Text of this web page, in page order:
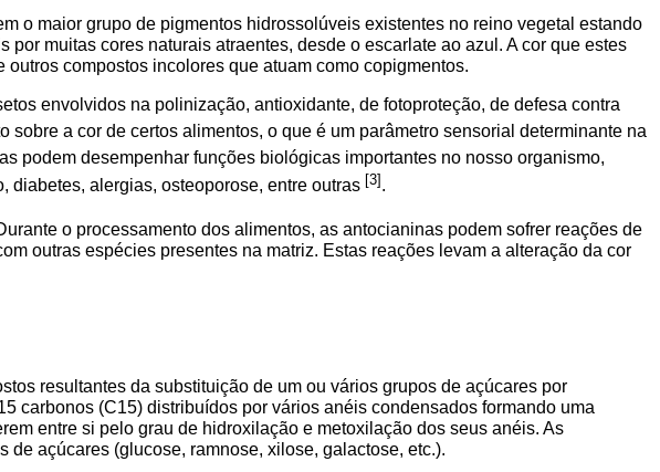
o maior grupo de pigmentos hidrossolúveis existentes no reino vegetal estando
muitas cores naturais atraentes, desde o escarlate ao azul. A cor que estes
compostos incolores que atuam como copigmentos.
envolvidos na polinização, antioxidante, de fotoproteção, de defesa contra
sobre a cor de certos alimentos, o que é um parâmetro sensorial determinante na
podem desempenhar funções biológicas importantes no nosso organismo,
diabetes, alergias, osteoporose, entre outras [3].
o processamento dos alimentos, as antocianinas podem sofrer reações de
outras espécies presentes na matriz. Estas reações levam a alteração da cor
resultantes da substituição de um ou vários grupos de açúcares por
carbonos (C15) distribuídos por vários anéis condensados formando uma
entre si pelo grau de hidroxilação e metoxilação dos seus anéis. As
açúcares (glucose, ramnose, xilose, galactose, etc.).